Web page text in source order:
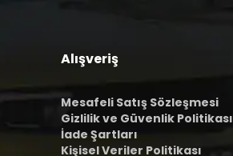
Alışveriş
Mesafeli Satış Sözleşmesi
Gizlilik ve Güvenlik Politikası
İade Şartları
Kişisel Veriler Politikası